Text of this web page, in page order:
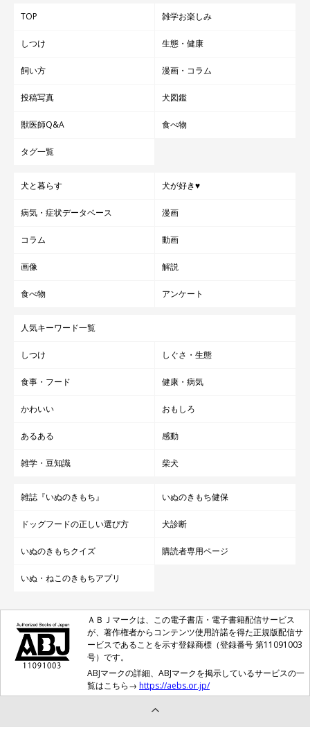
TOP 雑学お楽しみ
しつけ 生態・健康
飼い方 漫画・コラム
投稿写真 犬図鑑
獣医師Q&A 食べ物
タグ一覧
犬と暮らす 犬が好き♥
病気・症状データベース 漫画
コラム 動画
画像 解説
食べ物 アンケート
人気キーワード一覧
しつけ しぐさ・生態
食事・フード 健康・病気
かわいい おもしろ
あるある 感動
雑学・豆知識 柴犬
雑誌『いぬのきもち』 いぬのきもち健保
ドッグフードの正しい選び方 犬診断
いぬのきもちクイズ 購読者専用ページ
いぬ・ねこのきもちアプリ
ＡＢＪマークは、この電子書店・電子書籍配信サービス
が、著作権者からコンテンツ使用許諾を得た正規版配信サ
ービスであることを示す登録商標（登録番号 第11091003
号）です。
ABJマークの詳細、ABJマークを掲示しているサービスの一
覧はこちら→ https://aebs.or.jp/